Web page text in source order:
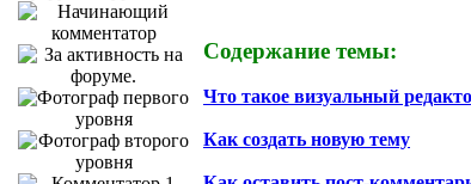
Содержание темы:
Что такое визуальный
Как создать новую тему